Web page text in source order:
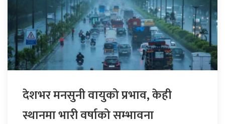
देशभर मनसुनी वायुको प्रभाव, केही
स्थानमा भारी वर्षाको सम्भावना